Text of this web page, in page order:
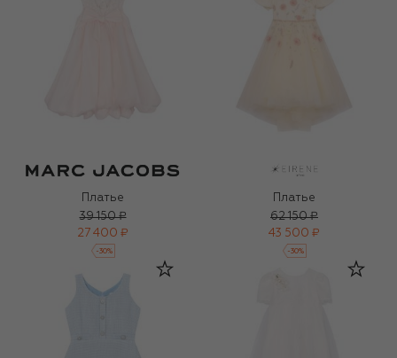
Платье
39 150 ₽
27 400 ₽
-30%
Платье
62 150 ₽
43 500 ₽
-30%